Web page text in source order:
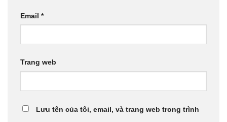
Email *
Trang web
Lưu tên của tôi, email, và trang web trong trình